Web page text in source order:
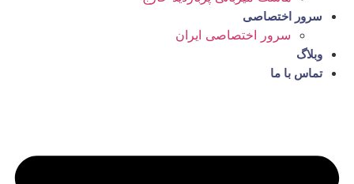
سرور اختصاصی
سرور اختصاصی ایران
وبلاگ
تماس با ما